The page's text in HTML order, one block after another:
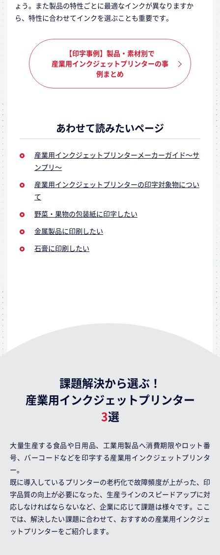
ょう。また製品の特性ごとに最適なインクが異なりますか
ら、特性に合わせてインクを選ぶことも重要です。
【印字事例】製品・素材別で
産業用インクジェットプリンターの事
例まとめ
あわせて読みたいページ
産業用インクジェットプリンターメーカーガイド～サ
ンプリ～
産業用インクジェットプリンターの印字対象物につい
て
野菜・果物の包装紙に印字したい
金属製品に印刷したい
石膏に印刷したい
課題解決から選ぶ！
産業用インクジェットプリンター
3選
大量生産する食品や日用品、工業用製品へ消費期限やロット番
号、バーコードなどを印字する産業用インクジェットプリンタ
ー。
既に導入しているプリンターの老朽化で故障頻度が上がった、印
字品質の向上が必要になった、生産ラインのスピードアップに対
応しなければならないなど、企業に応じて課題は様々です。ここ
では、解決したい課題に合わせて、おすすめの産業用インクジェ
ットプリンターをご紹介します。